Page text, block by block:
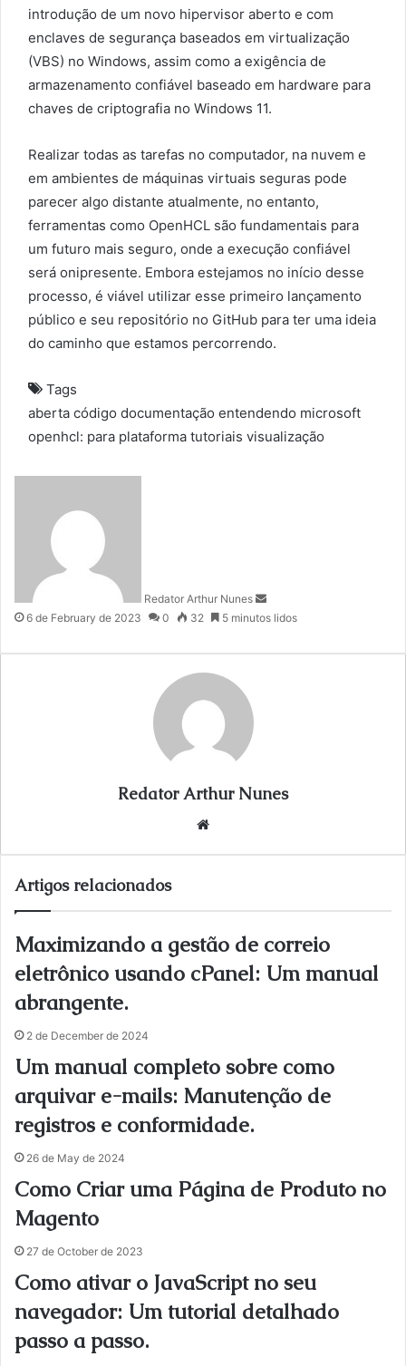
introdução de um novo hipervisor aberto e com
enclaves de segurança baseados em virtualização
(VBS) no Windows, assim como a exigência de
armazenamento confiável baseado em hardware para
chaves de criptografia no Windows 11.
Realizar todas as tarefas no computador, na nuvem e
em ambientes de máquinas virtuais seguras pode
parecer algo distante atualmente, no entanto,
ferramentas como OpenHCL são fundamentais para
um futuro mais seguro, onde a execução confiável
será onipresente. Embora estejamos no início desse
processo, é viável utilizar esse primeiro lançamento
público e seu repositório no GitHub para ter uma ideia
do caminho que estamos percorrendo.
Tags
aberta código documentação entendendo microsoft
openhcl: para plataforma tutoriais visualização
Redator Arthur Nunes
m
i
6 de February de 2023 0 32 5 minutos lidos
Redator Arthur Nunes
Artigos relacionados
Maximizando a gestão de correio
eletrônico usando cPanel: Um manual
abrangente.
2 de December de 2024
Um manual completo sobre como
arquivar e-mails: Manutenção de
registros e conformidade.
26 de May de 2024
Como Criar uma Página de Produto no
Magento
27 de October de 2023
Como ativar o JavaScript no seu
navegador: Um tutorial detalhado
passo a passo.